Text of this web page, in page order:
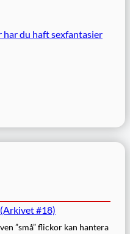
du haft sexfantasier
#18)
”små” flickor kan hantera